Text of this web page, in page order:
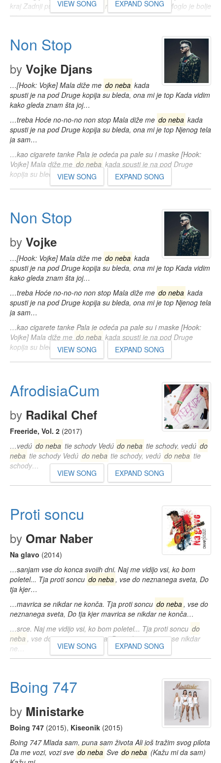
kraj Zadnji put mi ruku dajDo nebaneka ide glas Moglo je bolje
za nas…
VIEW SONG EXPAND SONG
Non Stop
by Vojke Djans
…[Hook: Vojke] Mala diže me do neba kada
spusti je na pod Druge kopija su bleda, ona mi je top Kada vidim
kako gleda znam šta joj…
…treba Hoće no-no-no non stop Mala diže me do neba kada
spusti je na pod Druge kopija su bleda, ona mi je top Njenog tela
ja sam…
…kao cigarete tanke Pala je odeća pa pale su i maske [Hook:
Vojke] Mala diže me do neba kada spusti je na pod Druge
kopija su bleda…VIEW SONG EXPAND SONG
Non Stop
by Vojke
…[Hook: Vojke] Mala diže me do neba kada
spusti je na pod Druge kopija su bleda, ona mi je top Kada vidim
kako gleda znam šta joj…
…treba Hoće no-no-no non stop Mala diže me do neba kada
spusti je na pod Druge kopija su bleda, ona mi je top Njenog tela
ja sam…
…kao cigarete tanke Pala je odeća pa pale su i maske [Hook:
Vojke] Mala diže me do neba kada spusti je na pod Druge
kopija su bleda…VIEW SONG EXPAND SONG
AfrodisiaCum
by Radikal Chef
Freeride, Vol. 2 (2017)
…vedú do neba tie schody Vedú do neba tie schody, vedú do
neba tie schody Vedú do neba tie schody, vedú do neba tie
schody…
VIEW SONG EXPAND SONG
Proti soncu
by Omar Naber
Na glavo (2014)
…sanjam vse do konca svojih dni. Naj me vidijo vsi, ko bom
poletel... Tja proti soncu do neba, vse do neznanega sveta, Do
tja kjer…
…mavrica se nikdar ne konča. Tja proti soncu do neba, vse do
neznanega sveta, Do tja kjer mavrica se nikdar ne konča…
…srce. Naj me vidijo vsi, ko bom poletel... Tja proti soncu do
neba , vse do neznanega sveta, Do tja kjer mavrica se nikdar
ne…
VIEW SONG EXPAND SONG
Boing 747
by Ministarke
Boing 747 (2015), Kiseonik (2015)
Boing 747 Mlada sam, puna sam života Ali još tražim svog pilota
Da me vozi, vozi sve do neba Sve do neba (Kažu mi da sam)